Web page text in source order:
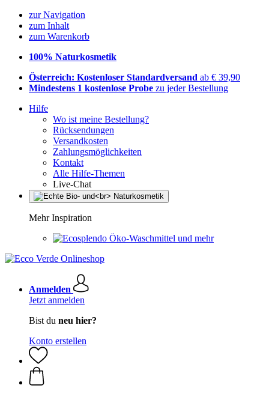
zur Navigation
zum Inhalt
zum Warenkorb
100% Naturkosmetik
Österreich: Kostenloser Standardversand ab € 39,90
Mindestens 1 kostenlose Probe zu jeder Bestellung
Hilfe
Wo ist meine Bestellung?
Rücksendungen
Versandkosten
Zahlungsmöglichkeiten
Kontakt
Alle Hilfe-Themen
Live-Chat
Mehr Inspiration
Öko-Waschmittel und mehr
Anmelden
Jetzt anmelden
Bist du neu hier?
Konto erstellen